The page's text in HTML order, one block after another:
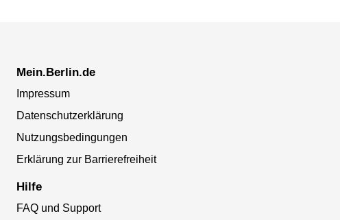
Mein.Berlin.de
Impressum
Datenschutzerklärung
Nutzungsbedingungen
Erklärung zur Barrierefreiheit
Hilfe
FAQ und Support